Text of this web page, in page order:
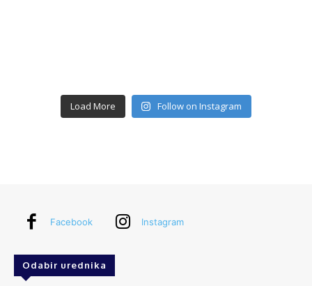
Load More Follow on Instagram
Facebook Instagram
Odabir urednika